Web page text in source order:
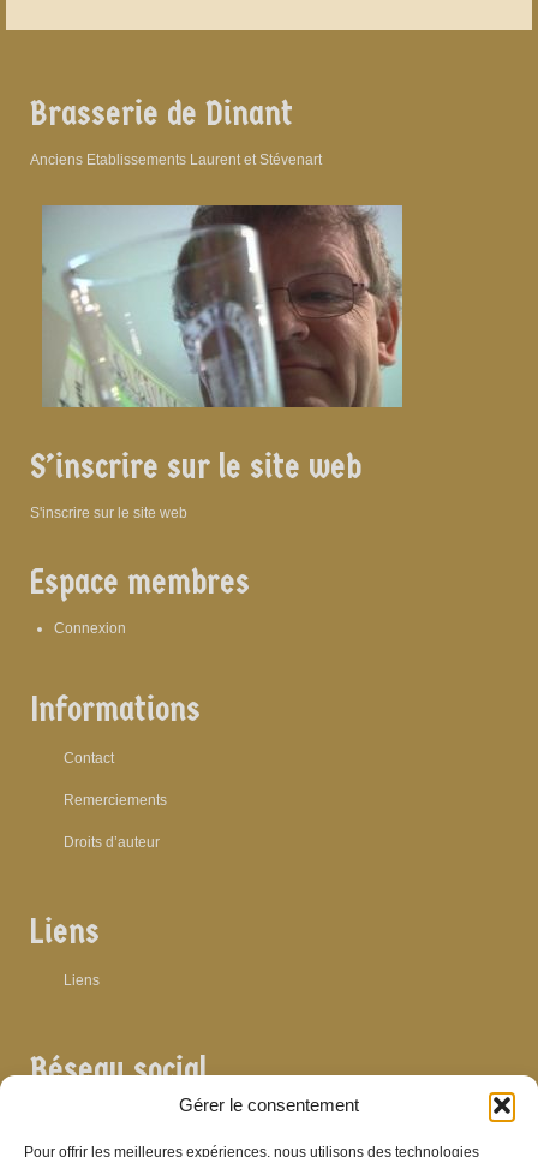
Gérer le consentement
Pour offrir les meilleures expériences, nous utilisons des technologies
Brasserie de Dinant
Anciens Etablissements Laurent et Stévenart
S’inscrire sur le site web
S'inscrire sur le site web
Espace membres
Connexion
Informations
Contact
Remerciements
Droits d’auteur
Liens
Liens
Réseau social